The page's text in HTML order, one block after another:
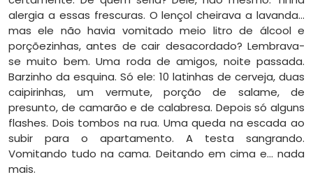
alergia a essas frescuras. O lençol cheirava a lavanda…
mas ele não havia vomitado meio litro de álcool e
porçõezinhas, antes de cair desacordado? Lembrava-
se muito bem. Uma roda de amigos, noite passada.
Barzinho da esquina. Só ele: 10 latinhas de cerveja, duas
caipirinhas, um vermute, porção de salame, de
presunto, de camarão e de calabresa. Depois só alguns
flashes. Dois tombos na rua. Uma queda na escada ao
subir para o apartamento. A testa sangrando.
Vomitando tudo na cama. Deitando em cima e… nada
mais.